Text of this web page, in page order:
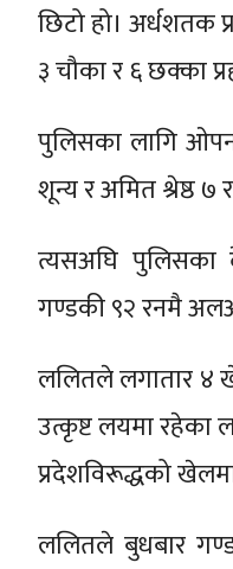
छिटो हो। अर्धशतक
३ चौका र ६ छक्का
पुलिसका लागि
शून्य र अमित श्रेष्ठ
त्यसअघि पुलिसका
गण्डकी ९२ रनमै
ललितले लगातार ४
उत्कृष्ट लयमा रहेका
प्रदेशविरूद्धको
ललितले बुधबार